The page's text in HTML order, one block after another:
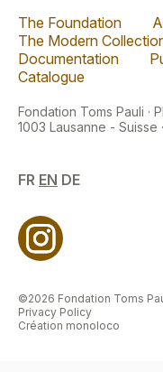
The Foundation
The Modern
Documentation
Catalogue
Fondation Toms Pauli ·
1003 Lausanne - Suisse
FR EN DE
©2026 Fondation Toms
Privacy Policy
Création monoloco